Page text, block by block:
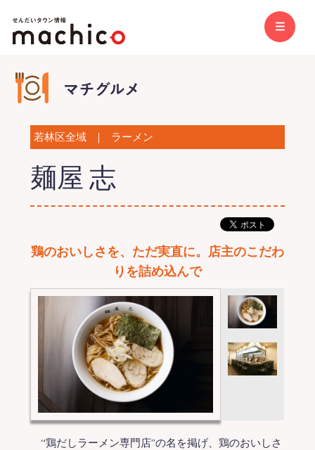
若林区全域 ｜ ラーメン
麺屋 志
鶏のおいしさを、ただ実直に。店主のこだわ
りを詰め込んで
“鶏だしラーメン専門店”の名を掲げ、鶏のおいしさ